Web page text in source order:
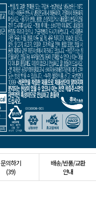
문의하기
(39)
배송/반품/교환
안내